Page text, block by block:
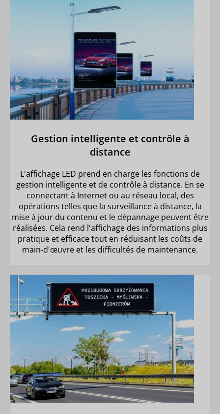
Gestion intelligente et contrôle à
distance
L'affichage LED prend en charge les fonctions de
gestion intelligente et de contrôle à distance. En se
connectant à Internet ou au réseau local, des
opérations telles que la surveillance à distance, la
mise à jour du contenu et le dépannage peuvent être
réalisées. Cela rend l'affichage des informations plus
pratique et efficace tout en réduisant les coûts de
main-d'œuvre et les difficultés de maintenance.